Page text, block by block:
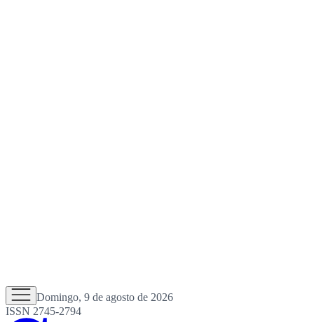
Domingo, 9 de agosto de 2026
ISSN 2745-2794